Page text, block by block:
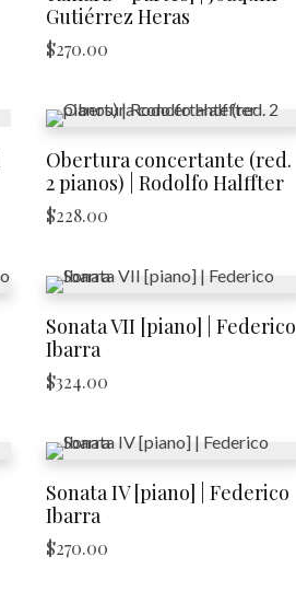
Gutiérrez Heras
$270.00
Obertura concertante (red.
2 pianos) | Rodolfo Halffter
$228.00
Sonata VII [piano] | Federico
Ibarra
$324.00
Sonata IV [piano] | Federico
Ibarra
$270.00